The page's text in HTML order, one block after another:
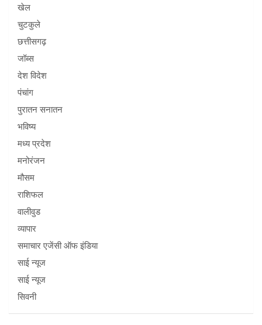
खेल
चुटकुले
छत्तीसगढ़
जॉब्स
देश विदेश
पंचांग
पुरातन सनातन
भविष्य
मध्य प्रदेश
मनोरंजन
मौसम
राशिफल
वालीवुड
व्यापार
समाचार एजेंसी ऑफ इंडिया
साई न्यूज
साई न्यूज
सिवनी